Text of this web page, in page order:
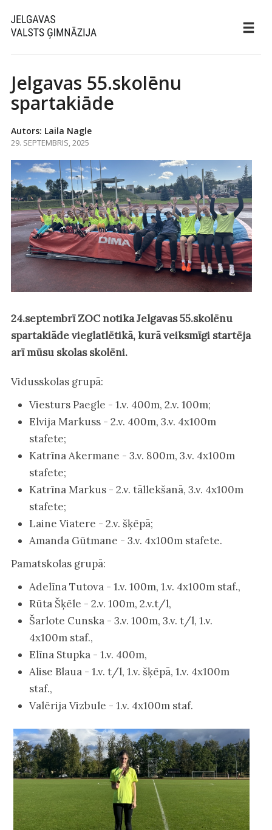
Jelgavas 55.skolēnu
spartakiāde
Autors: Laila Nagle
29. SEPTEMBRIS, 2025
24.septembrī ZOC notika Jelgavas 55.skolēnu
spartakiāde vieglatlētikā, kurā veiksmīgi startēja
arī mūsu skolas skolēni.
Vidusskolas grupā:
Viesturs Paegle - 1.v. 400m, 2.v. 100m;
Elvija Markuss - 2.v. 400m, 3.v. 4x100m
stafete;
Katrīna Akermane - 3.v. 800m, 3.v. 4x100m
stafete;
Katrīna Markus - 2.v. tāllekšanā, 3.v. 4x100m
stafete;
Laine Viatere - 2.v. šķēpā;
Amanda Gūtmane - 3.v. 4x100m stafete.
Pamatskolas grupā:
Adelīna Tutova - 1.v. 100m, 1.v. 4x100m staf.,
Rūta Šķēle - 2.v. 100m, 2.v.t/l,
Šarlote Cunska - 3.v. 100m, 3.v. t/l, 1.v.
4x100m staf.,
Elīna Stupka - 1.v. 400m,
Alise Blaua - 1.v. t/l, 1.v. šķēpā, 1.v. 4x100m
staf.,
Valērija Vizbule - 1.v. 4x100m staf.